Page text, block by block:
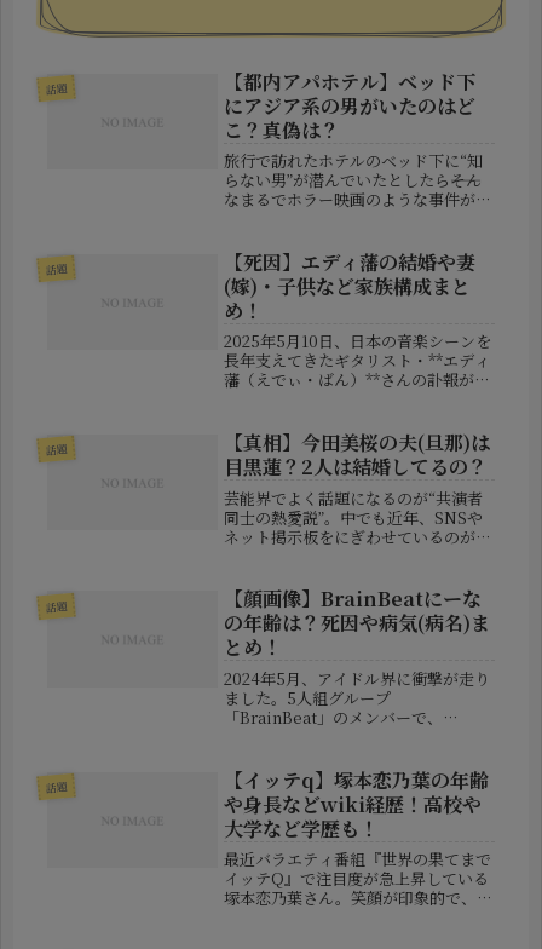
話題
【都内アパホテル】ベッド下
にアジア系の男がいたのはど
こ？真偽は？
旅行で訪れたホテルのベッド下に“知
らない男”が潜んでいたとしたら――そん
なまるでホラー映画のような事件が、
ます。SNS上では、ウクライナ出身の
女性インフルエンサーが体験...
話題
【死因】エディ藩の結婚や妻
(嫁)・子供など家族構成まと
め！
2025年5月10日、日本の音楽シーンを
長年支えてきたギタリスト・**エディ
藩（えでぃ・ばん）**さんの訃報が報
ス」の中心人物として知られ、ソロ活
動でも数々の名曲を残してき...
話題
【真相】今田美桜の夫(旦那)は
目黒蓮？2人は結婚してるの？
芸能界でよく話題になるのが“共演者
同士の熱愛説”。中でも近年、SNSや
ネット掲示板をにぎわせているのが
が夫婦であるかのような誤解を招いた
背景には何があるのか？実際の関係性
は...
話題
【顔画像】BrainBeatにーな
の年齢は？死因や病気(病名)ま
とめ！
2024年5月、アイドル界に衝撃が走り
ました。5人組グループ
「BrainBeat」のメンバーで、
して突然この世を去ったにーなさんに
ついて、年齢や死因、SNS上での発...
話題
【イッテq】塚本恋乃葉の年齢
や身長などwiki経歴！高校や
大学など学歴も！
最近バラエティ番組『世界の果てまで
イッテQ』で注目度が急上昇している
塚本恋乃葉さん。笑顔が印象的で、ス